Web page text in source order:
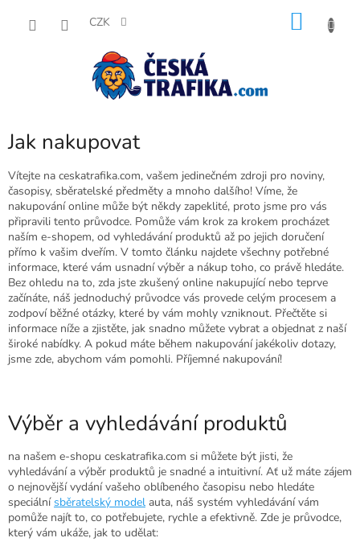
CZK
Jak nakupovat
Vítejte na ceskatrafika.com, vašem jedinečném zdroji pro noviny,
časopisy, sběratelské předměty a mnoho dalšího! Víme, že
nakupování online může být někdy zapeklité, proto jsme pro vás
připravili tento průvodce. Pomůže vám krok za krokem procházet
naším e-shopem, od vyhledávání produktů až po jejich doručení
přímo k vašim dveřím. V tomto článku najdete všechny potřebné
informace, které vám usnadní výběr a nákup toho, co právě hledáte.
Bez ohledu na to, zda jste zkušený online nakupující nebo teprve
začínáte, náš jednoduchý průvodce vás provede celým procesem a
zodpoví běžné otázky, které by vám mohly vzniknout. Přečtěte si
informace níže a zjistěte, jak snadno můžete vybrat a objednat z naší
široké nabídky. A pokud máte během nakupování jakékoliv dotazy,
jsme zde, abychom vám pomohli. Příjemné nakupování!
Výběr a vyhledávání produktů
na našem e-shopu ceskatrafika.com si můžete být jisti, že
vyhledávání a výběr produktů je snadné a intuitivní. Ať už máte zájem
o nejnovější vydání vašeho oblíbeného časopisu nebo hledáte
speciálnísběratelský model auta, náš systém vyhledávání vám
pomůže najít to, co potřebujete, rychle a efektivně. Zde je průvodce,
který vám ukáže, jak to udělat: